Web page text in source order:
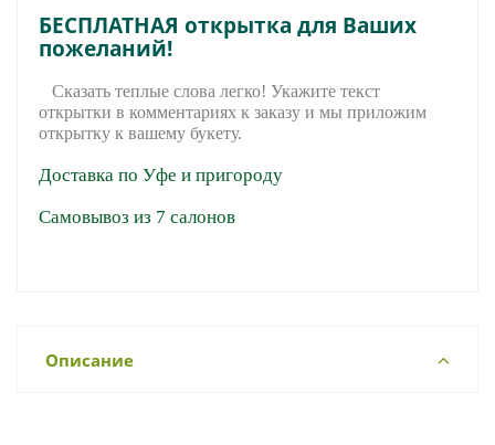
БЕСПЛАТНАЯ открытка для Ваших
пожеланий!
Сказать теплые слова легко! Укажите текст
открытки в комментариях к заказу и мы приложим
открытку к вашему букету.
Доставка по Уфе и пригороду
Самовывоз из 7 салонов
Описание